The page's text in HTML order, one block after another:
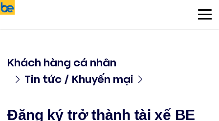
Khách hàng cá nhân
Tin tức / Khuyến mại
Đăng ký trở thành tài xế BE